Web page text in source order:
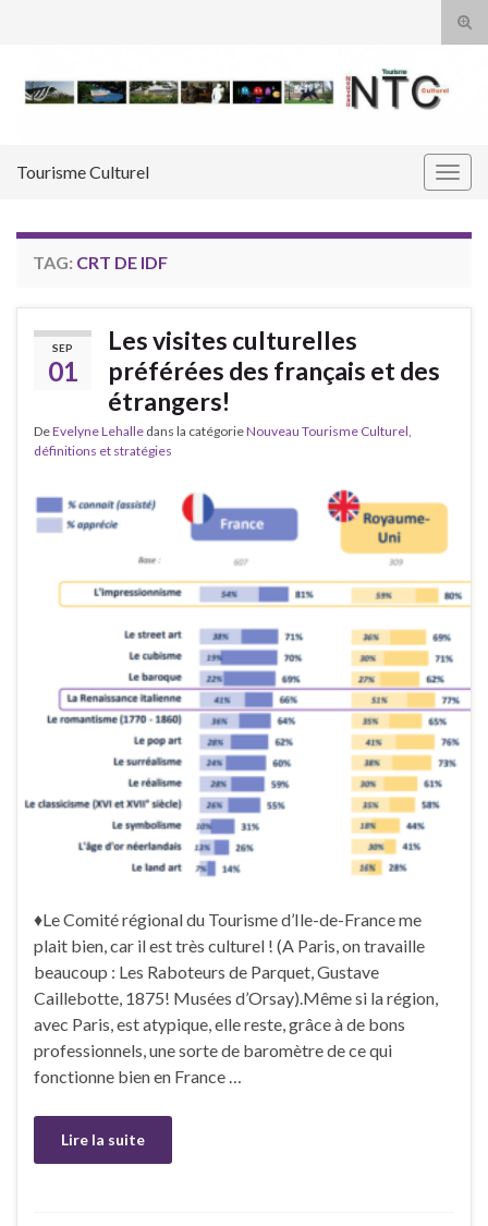
Tourisme Culturel
TAG: CRT DE IDF
SEP
01
Les visites culturelles
préférées des français et des
étrangers!
DeEvelyne Lehalle dans la catégorieNouveau Tourisme Culturel,
définitions et stratégies
♦Le Comité régional du Tourisme d’Ile-de-France me
plait bien, car il est très culturel ! (A Paris, on travaille
beaucoup : Les Raboteurs de Parquet, Gustave
Caillebotte, 1875! Musées d’Orsay).Même si la région,
avec Paris, est atypique, elle reste, grâce à de bons
professionnels, une sorte de baromètre de ce qui
fonctionne bien en France …
Lire la suite